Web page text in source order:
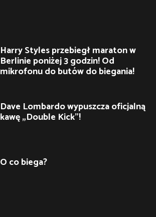
Harry Styles przebiegł maraton w
Berlinie poniżej 3 godzin! Od
mikrofonu do butów do biegania!
Dave Lombardo wypuszcza oficjalną
kawę „Double Kick”!
O co biega?